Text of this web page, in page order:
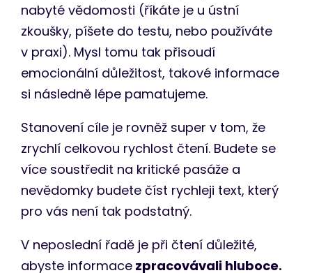
nabyté vědomosti (říkáte je u ústní
zkoušky, píšete do testu, nebo používáte
v praxi). Mysl tomu tak přisoudí
emocionální důležitost, takové informace
si následně lépe pamatujeme.
Stanovení cíle je rovněž super v tom, že
zrychlí celkovou rychlost čtení. Budete se
více soustředit na kritické pasáže a
nevědomky budete číst rychleji text, který
pro vás není tak podstatný.
V neposlední řadě je při čtení důležité,
abyste informace zpracovávali hluboce.